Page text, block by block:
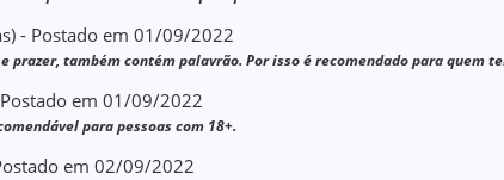
- Postado em 01/09/2022
prazer, também contém palavrão. Por isso é recomendado para quem
em 01/09/2022
para pessoas com 18+.
em 02/09/2022